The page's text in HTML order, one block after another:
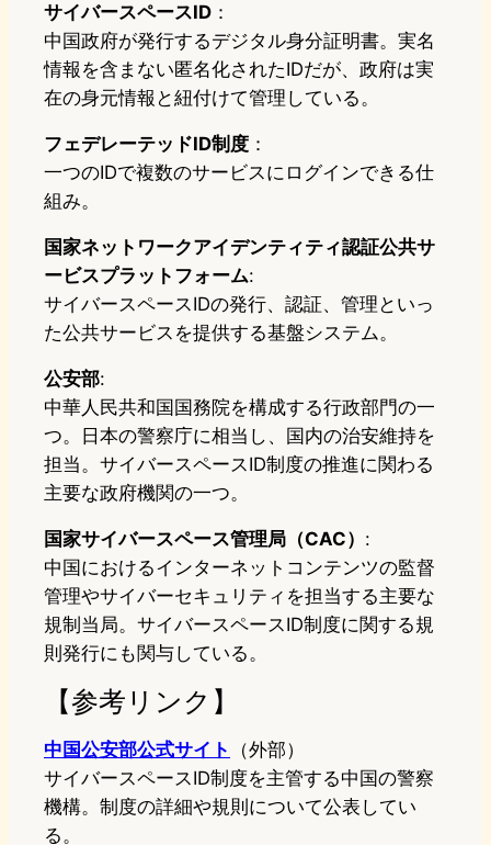
サイバースペースID ：
中国政府が発行するデジタル身分証明書。実名
情報を含まない匿名化されたIDだが、政府は実
在の身元情報と紐付けて管理している。
フェデレーテッドID制度 ：
一つのIDで複数のサービスにログインできる仕
組み。
国家ネットワークアイデンティティ認証公共サ
ービスプラットフォーム:
サイバースペースIDの発行、認証、管理といっ
た公共サービスを提供する基盤システム。
公安部:
中華人民共和国国務院を構成する行政部門の一
つ。日本の警察庁に相当し、国内の治安維持を
担当。サイバースペースID制度の推進に関わる
主要な政府機関の一つ。
国家サイバースペース管理局（CAC） :
中国におけるインターネットコンテンツの監督
管理やサイバーセキュリティを担当する主要な
規制当局。サイバースペースID制度に関する規
則発行にも関与している。
【参考リンク】
中国公安部公式サイト
（外部）
サイバースペースID制度を主管する中国の警察
機構。制度の詳細や規則について公表してい
る。